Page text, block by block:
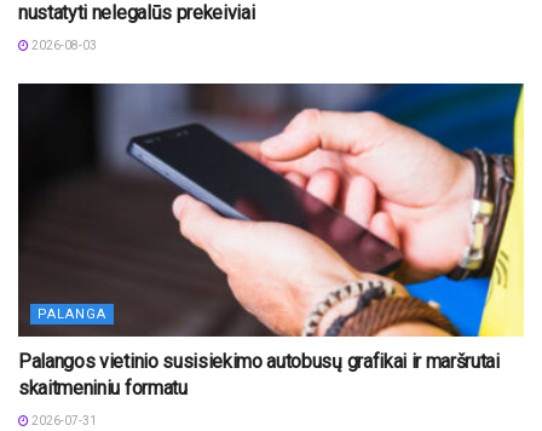
nustatyti nelegalūs prekeiviai
2026-08-03
PALANGA
Palangos vietinio susisiekimo autobusų grafikai ir maršrutai
skaitmeniniu formatu
2026-07-31